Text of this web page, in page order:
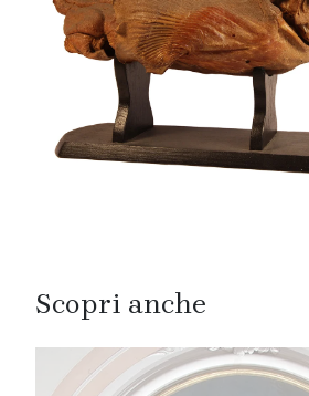
Scopri anche